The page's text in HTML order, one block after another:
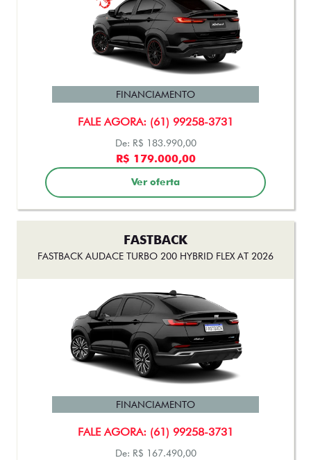
FALE AGORA: (61) 99258-3731
FINANCIAMENTO
De: R$ 183.990,00
R$ 179.000,00
Ver oferta
FASTBACK
FASTBACK AUDACE TURBO 200 HYBRID FLEX AT 2026
FALE AGORA: (61) 99258-3731
FINANCIAMENTO
De: R$ 167.490,00
R$ 153.990,00
Ver oferta